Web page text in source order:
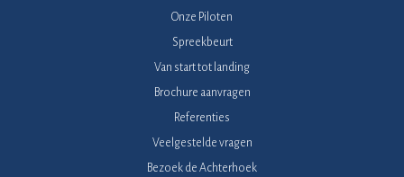
Onze Piloten
Spreekbeurt
Van start tot landing
Brochure aanvragen
Referenties
Veelgestelde vragen
Bezoek de Achterhoek